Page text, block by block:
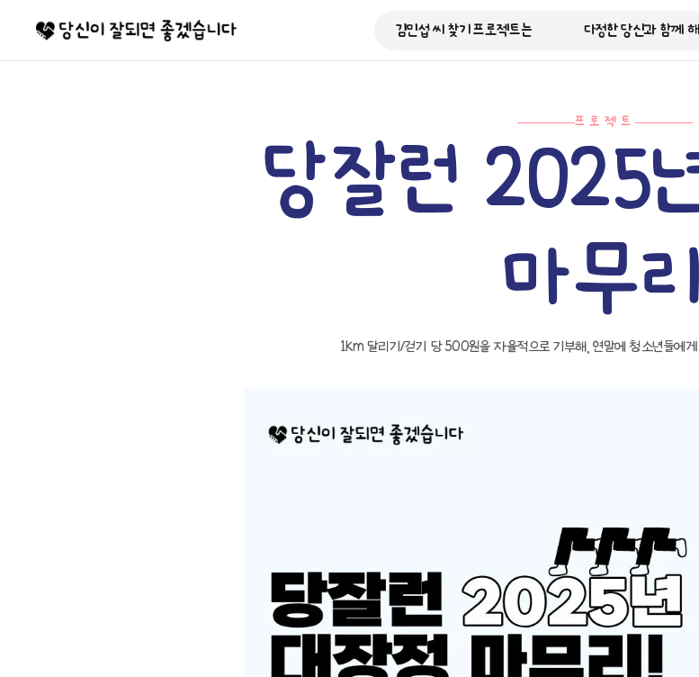
김민섭 씨 찾기 프로젝트는 다정한 당신과 함께
프로젝트
당잘런 2025
마무리
1km 달리기/걷기 당 500원을 자율적으로 기부해, 연말에 청소년들에